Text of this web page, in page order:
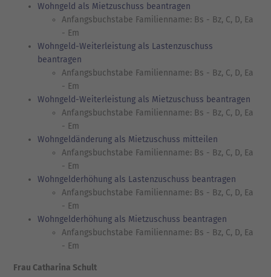
Wohngeld als Mietzuschuss beantragen
Anfangsbuchstabe Familienname: Bs - Bz, C, D, Ea
- Em
Wohngeld-Weiterleistung als Lastenzuschuss
beantragen
Anfangsbuchstabe Familienname: Bs - Bz, C, D, Ea
- Em
Wohngeld-Weiterleistung als Mietzuschuss beantragen
Anfangsbuchstabe Familienname: Bs - Bz, C, D, Ea
- Em
Wohngeldänderung als Mietzuschuss mitteilen
Anfangsbuchstabe Familienname: Bs - Bz, C, D, Ea
- Em
Wohngelderhöhung als Lastenzuschuss beantragen
Anfangsbuchstabe Familienname: Bs - Bz, C, D, Ea
- Em
Wohngelderhöhung als Mietzuschuss beantragen
Anfangsbuchstabe Familienname: Bs - Bz, C, D, Ea
- Em
Frau Catharina Schult